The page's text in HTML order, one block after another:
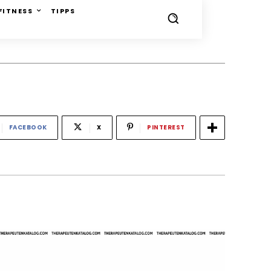
TIPPS
FACEBOOK X PINTEREST